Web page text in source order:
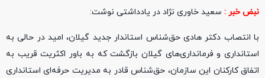
نبض خبر : سعید خاوری نژاد در یادداشتی نوشت:
با انتصاب دکتر هادی حق‌شناس استاندار جدید گیلان، امید در حالی به
استانداری و فرمانداری‌های گیلان بازگشت که به باور اکثریت قریب به
اتفاق کارکنان این سازمان، حق‌شناس قادر به مدیریت حرفه‌ای استانداری